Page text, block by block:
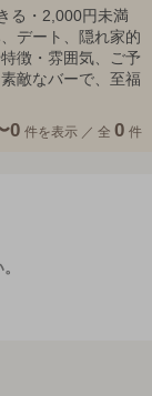
る・2,000円未満
デート、隠れ家的
徴・雰囲気、ご予
敵なバーで、至福
0 件を表示 ／ 全 0 件